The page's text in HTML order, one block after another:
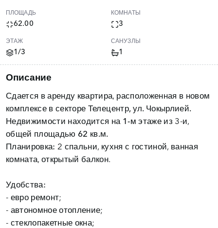
ПЛОЩАДЬ
62.00
КОМНАТЫ
3
ЭТАЖ
1/3
САНУЗЛЫ
1
Описание
Сдается в аренду квартира, расположенная в новом
комплексе всекторе Телецентр, ул. Чокырлией.
Недвижимости находится на 1-м этажеиз 3-и,
общей площадью 62 кв.м.
Планировка: 2 спальни, кухня с гостиной, ванная
комната, открытый балкон.
Удобства:
- евро ремонт;
- автономное отопление;
- стеклопакетные окна;